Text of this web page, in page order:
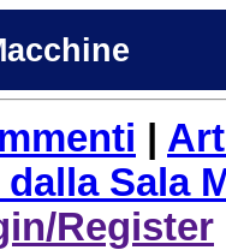
Sala
Register